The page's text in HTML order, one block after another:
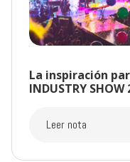
La inspiración
INDUSTRY SHOW
Leer nota